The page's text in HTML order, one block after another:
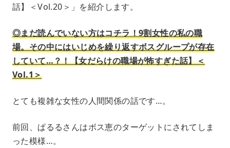
話】＜Vol.20＞」を紹介します。
◎まだ読んでいない方はコチラ！9割女性の私の職
場。その中にはいじめを繰り返すボスグループが存在
していて…？！【女だらけの職場が怖すぎた話】＜
Vol.1＞
とても複雑な女性の人間関係の話です…。
前回、ぱるるさんはボス恵のターゲットにされてしま
った模様…。